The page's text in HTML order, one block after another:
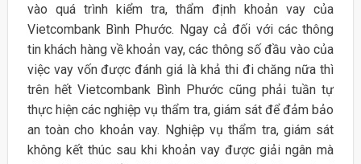
vào quá trình kiểm tra, thẩm định khoản vay của
Vietcombank Bình Phước. Ngay cả đối với các thông
tin khách hàng về khoản vay, các thông số đầu vào của
việc vay vốn được đánh giá là khả thi đi chăng nữa thì
trên hết Vietcombank Bình Phước cũng phải tuần tự
thực hiện các nghiệp vụ thẩm tra, giám sát để đảm bảo
an toàn cho khoản vay. Nghiệp vụ thẩm tra, giám sát
không kết thúc sau khi khoản vay được giải ngân mà